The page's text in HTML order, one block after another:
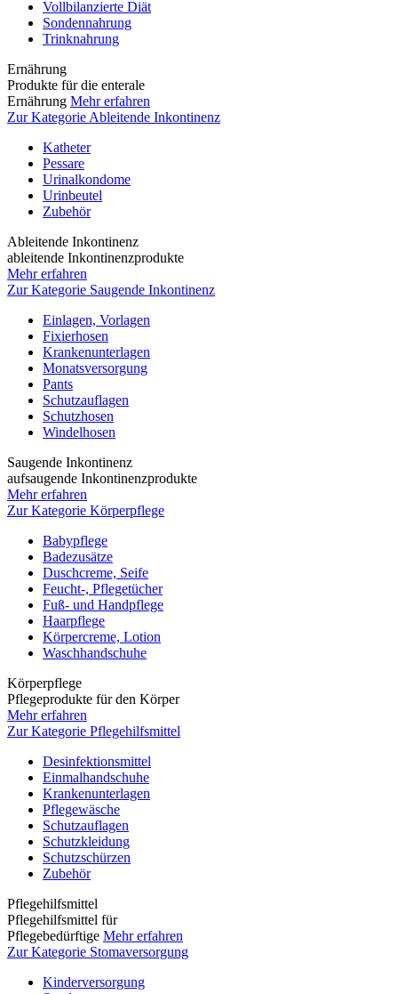
Vollbilanzierte Diät
Sondennahrung
Trinknahrung
Ernährung
Produkte für die enterale
Ernährung Mehr erfahren
Zur Kategorie Ableitende Inkontinenz
Katheter
Pessare
Urinalkondome
Urinbeutel
Zubehör
Ableitende Inkontinenz
ableitende Inkontinenzprodukte
Mehr erfahren
Zur Kategorie Saugende Inkontinenz
Einlagen, Vorlagen
Fixierhosen
Krankenunterlagen
Monatsversorgung
Pants
Schutzauflagen
Schutzhosen
Windelhosen
Saugende Inkontinenz
aufsaugende Inkontinenzprodukte
Mehr erfahren
Zur Kategorie Körperpflege
Babypflege
Badezusätze
Duschcreme, Seife
Feucht-, Pflegetücher
Fuß- und Handpflege
Haarpflege
Körpercreme, Lotion
Waschhandschuhe
Körperpflege
Pflegeprodukte für den Körper
Mehr erfahren
Zur Kategorie Pflegehilfsmittel
Desinfektionsmittel
Einmalhandschuhe
Krankenunterlagen
Pflegewäsche
Schutzauflagen
Schutzkleidung
Schutzschürzen
Zubehör
Pflegehilfsmittel
Pflegehilfsmittel für
Pflegebedürftige Mehr erfahren
Zur Kategorie Stomaversorgung
Kinderversorgung